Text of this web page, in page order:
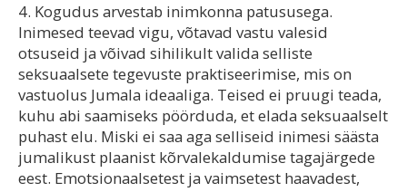
4. Kogudus arvestab inimkonna patususega.
Inimesed teevad vigu, võtavad vastu valesid
otsuseid ja võivad sihilikult valida selliste
seksuaalsete tegevuste praktiseerimise, mis on
vastuolus Jumala ideaaliga. Teised ei pruugi teada,
kuhu abi saamiseks pöörduda, et elada seksuaalselt
puhast elu. Miski ei saa aga selliseid inimesi säästa
jumalikust plaanist kõrvalekaldumise tagajärgede
eest. Emotsionaalsetest ja vaimsetest haavadest,